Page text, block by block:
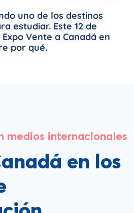
uno de los destinos
estudiar. Este 12 de
Vente a Canadá en
por qué.
medios internacionales
en los